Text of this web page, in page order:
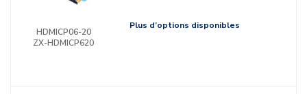
HDMICP06-20
ZX-HDMICP620
Plus d’options disponibles